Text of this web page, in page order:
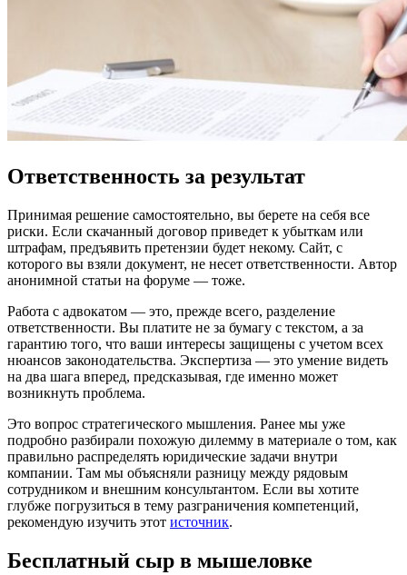
Ответственность за результат
Принимая решение самостоятельно, вы берете на себя все
риски. Если скачанный договор приведет к убыткам или
штрафам, предъявить претензии будет некому. Сайт, с
которого вы взяли документ, не несет ответственности. Автор
анонимной статьи на форуме — тоже.
Работа с адвокатом — это, прежде всего, разделение
ответственности. Вы платите не за бумагу с текстом, а за
гарантию того, что ваши интересы защищены с учетом всех
нюансов законодательства. Экспертиза — это умение видеть
на два шага вперед, предсказывая, где именно может
возникнуть проблема.
Это вопрос стратегического мышления. Ранее мы уже
подробно разбирали похожую дилемму в материале о том, как
правильно распределять юридические задачи внутри
компании. Там мы объясняли разницу между рядовым
сотрудником и внешним консультантом. Если вы хотите
глубже погрузиться в тему разграничения компетенций,
рекомендую изучить этот источник.
Бесплатный сыр в мышеловке